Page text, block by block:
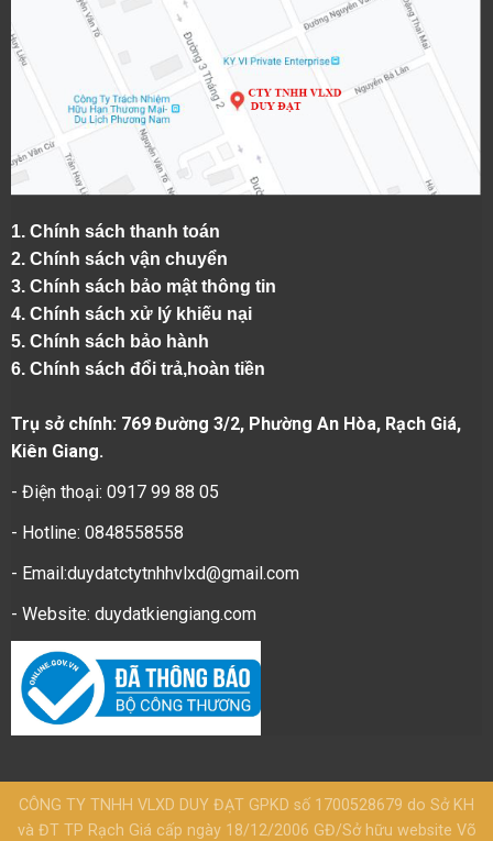
1. Chính sách thanh toán
2. Chính sách vận chuyển
3. Chính sách bảo mật thông tin
4. Chính sách xử lý khiếu nại
5. Chính sách bảo hành
6. Chính sách đổi trả,hoàn tiền
Trụ sở chính: 769 Đường 3/2, Phường An Hòa, Rạch Giá,
Kiên Giang.
- Điện thoại: 0917 99 88 05
- Hotline: 0848558558
- Email:duydatctytnhhvlxd@gmail.com
- Website: duydatkiengiang.com
CÔNG TY TNHH VLXD DUY ĐẠT GPKD số 1700528679 do Sở KH
và ĐT TP Rạch Giá cấp ngày 18/12/2006 GĐ/Sở hữu website Võ